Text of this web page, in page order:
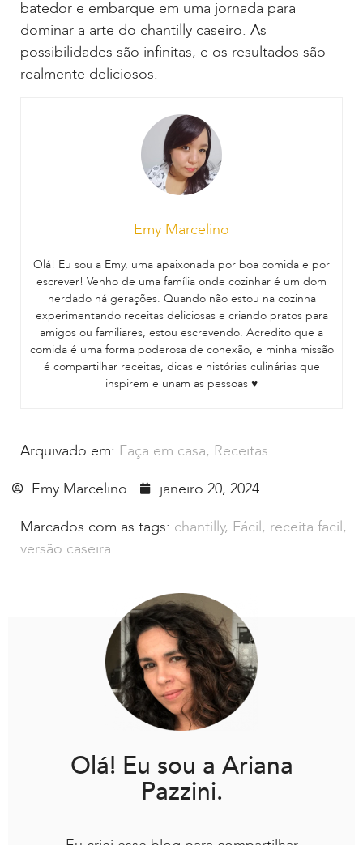
batedor e embarque em uma jornada para
dominar a arte do chantilly caseiro. As
possibilidades são infinitas, e os resultados são
realmente deliciosos.
Emy Marcelino
Olá! Eu sou a Emy, uma apaixonada por boa comida e por
escrever! Venho de uma família onde cozinhar é um dom
herdado há gerações. Quando não estou na cozinha
experimentando receitas deliciosas e criando pratos para
amigos ou familiares, estou escrevendo. Acredito que a
comida é uma forma poderosa de conexão, e minha missão
é compartilhar receitas, dicas e histórias culinárias que
inspirem e unam as pessoas ♥
Arquivado em: Faça em casa, Receitas
Emy Marcelino
janeiro 20, 2024
Marcados com as tags: chantilly, Fácil, receita facil,
versão caseira
Olá! Eu sou a Ariana
Pazzini.